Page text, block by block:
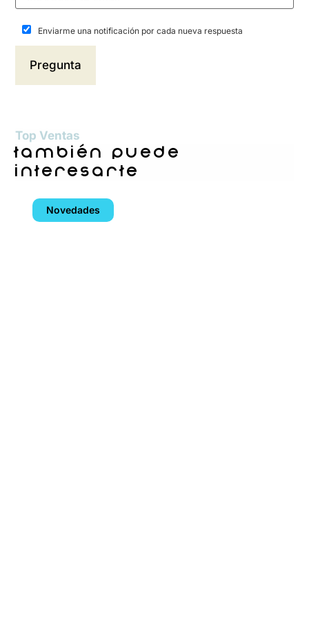
Enviarme una notificación por cada nueva respuesta
Top Ventas
también puede
interesarte
Novedades